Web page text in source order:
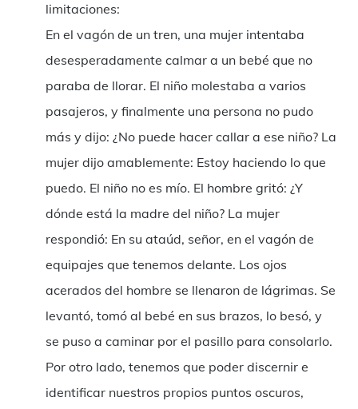
limitaciones:
En el vagón de un tren, una mujer intentaba
desesperadamente calmar a un bebé que no
paraba de llorar. El niño molestaba a varios
pasajeros, y finalmente una persona no pudo
más y dijo: ¿No puede hacer callar a ese niño? La
mujer dijo amablemente: Estoy haciendo lo que
puedo. El niño no es mío. El hombre gritó: ¿Y
dónde está la madre del niño? La mujer
respondió: En su ataúd, señor, en el vagón de
equipajes que tenemos delante. Los ojos
acerados del hombre se llenaron de lágrimas. Se
levantó, tomó al bebé en sus brazos, lo besó, y
se puso a caminar por el pasillo para consolarlo.
Por otro lado, tenemos que poder discernir e
identificar nuestros propios puntos oscuros,